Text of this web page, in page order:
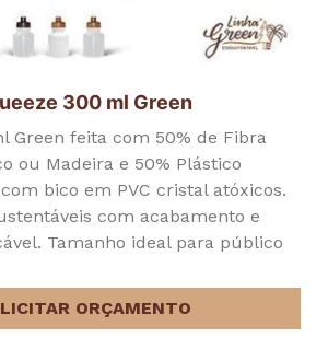
300 ml Green
Green feita com 50% de Fibra
ou Madeira e 50% Plástico
bico em PVC cristal atóxicos.
com acabamento e
Tamanho ideal para público
ORÇAMENTO